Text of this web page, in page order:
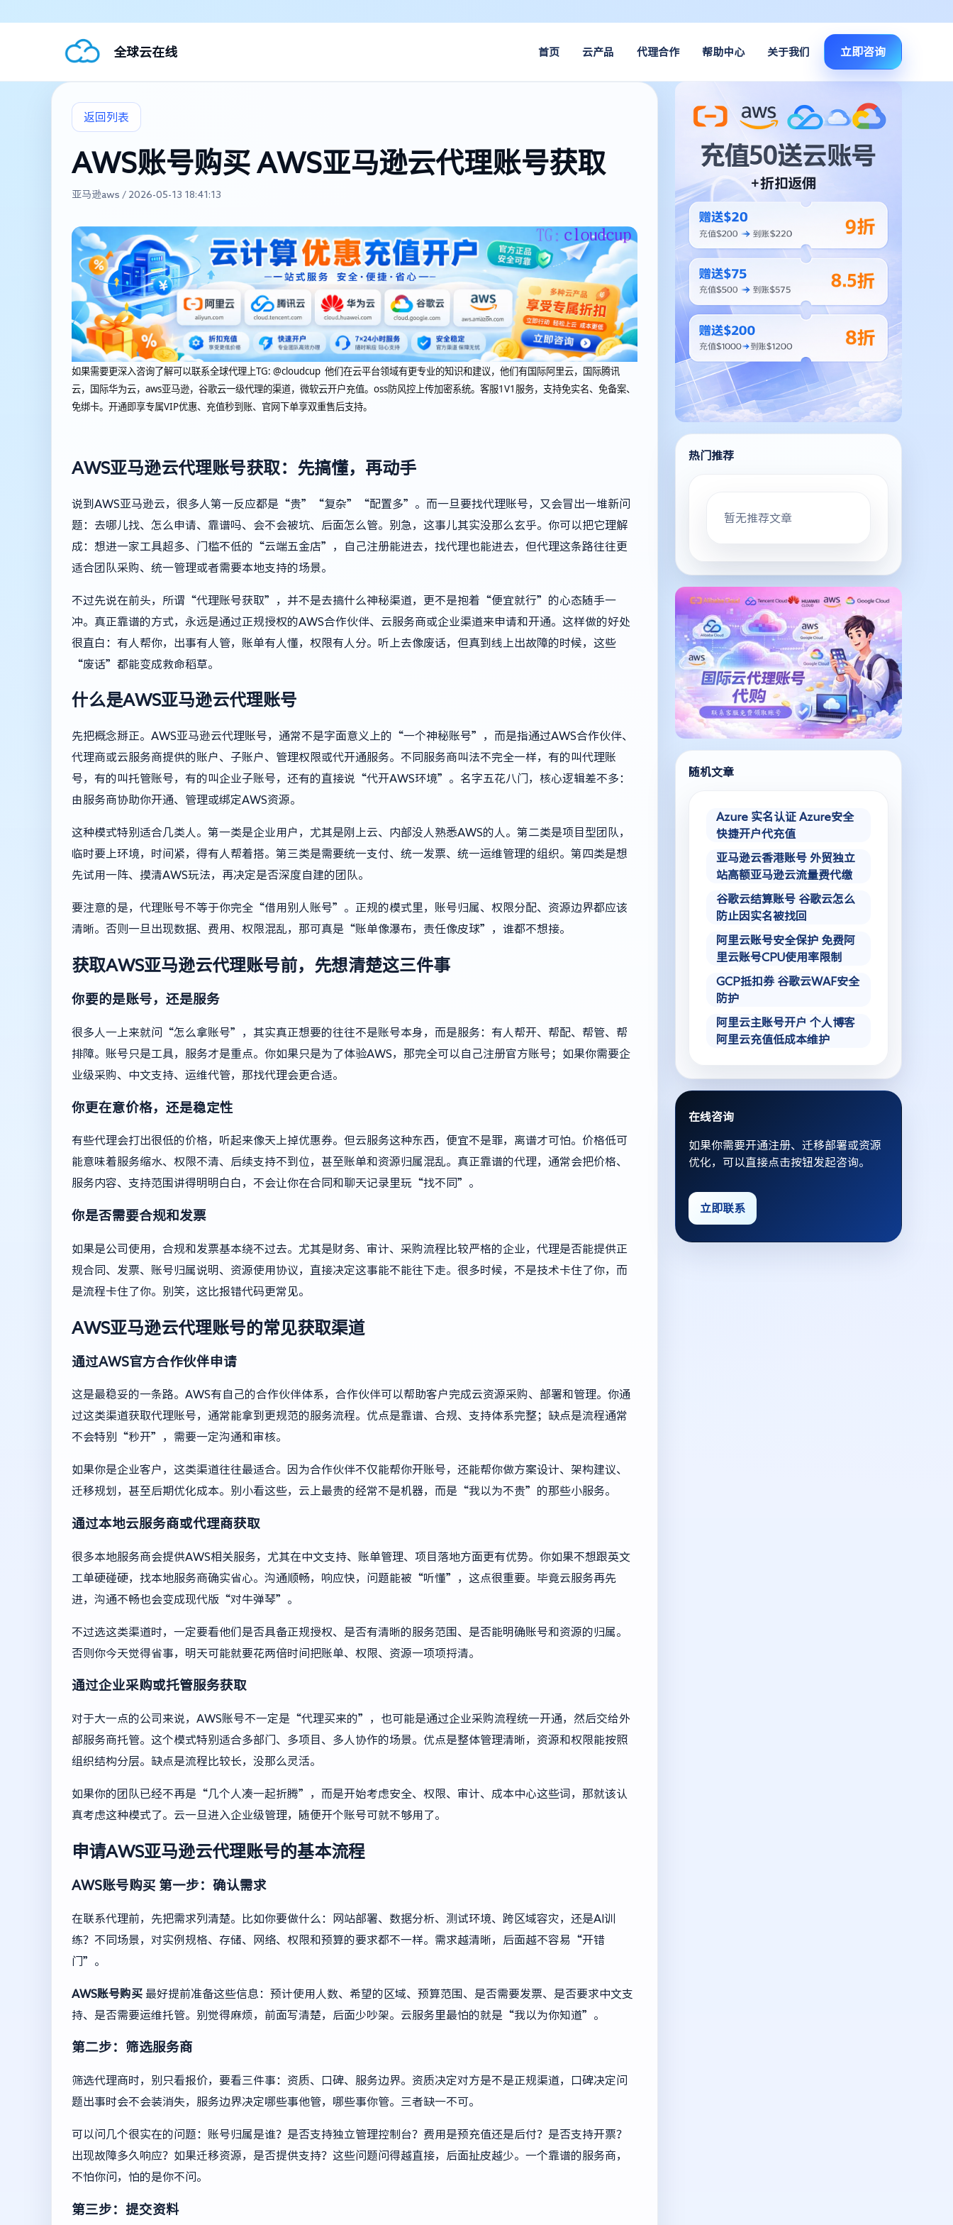
全球云在线 首页 云产品 代理合作 帮助中心 关于我们 立即咨询
返回列表
AWS账号购买 AWS亚马逊云代理账号获取
亚马逊aws / 2026-05-13 18:41:13
如果需要更深入咨询了解可以联系全球代理上TG: @cloudcup 他们在云平台领域有更专业的知识和建议，他们有国际阿里云，国际腾讯
云，国际华为云，aws亚马逊，谷歌云一级代理的渠道，微软云开户充值。oss防风控上传加密系统。客服1V1服务，支持免实名、免备案、
免绑卡。开通即享专属VIP优惠、充值秒到账、官网下单享双重售后支持。
AWS亚马逊云代理账号获取：先搞懂，再动手
说到AWS亚马逊云，很多人第一反应都是“贵”“复杂”“配置多”。而一旦要找代理账号，又会冒出一堆新问
题：去哪儿找、怎么申请、靠谱吗、会不会被坑、后面怎么管。别急，这事儿其实没那么玄乎。你可以把它理解
成：想进一家工具超多、门槛不低的“云端五金店”，自己注册能进去，找代理也能进去，但代理这条路往往更
适合团队采购、统一管理或者需要本地支持的场景。
不过先说在前头，所谓“代理账号获取”，并不是去搞什么神秘渠道，更不是抱着“便宜就行”的心态随手一
冲。真正靠谱的方式，永远是通过正规授权的AWS合作伙伴、云服务商或企业渠道来申请和开通。这样做的好处
很直白：有人帮你，出事有人管，账单有人懂，权限有人分。听上去像废话，但真到线上出故障的时候，这些
“废话”都能变成救命稻草。
什么是AWS亚马逊云代理账号
先把概念掰正。AWS亚马逊云代理账号，通常不是字面意义上的“一个神秘账号”，而是指通过AWS合作伙伴、
代理商或云服务商提供的账户、子账户、管理权限或代开通服务。不同服务商叫法不完全一样，有的叫代理账
号，有的叫托管账号，有的叫企业子账号，还有的直接说“代开AWS环境”。名字五花八门，核心逻辑差不多：
由服务商协助你开通、管理或绑定AWS资源。
这种模式特别适合几类人。第一类是企业用户，尤其是刚上云、内部没人熟悉AWS的人。第二类是项目型团队，
临时要上环境，时间紧，得有人帮着搭。第三类是需要统一支付、统一发票、统一运维管理的组织。第四类是想
先试用一阵、摸清AWS玩法，再决定是否深度自建的团队。
要注意的是，代理账号不等于你完全“借用别人账号”。正规的模式里，账号归属、权限分配、资源边界都应该
清晰。否则一旦出现数据、费用、权限混乱，那可真是“账单像瀑布，责任像皮球”，谁都不想接。
获取AWS亚马逊云代理账号前，先想清楚这三件事
你要的是账号，还是服务
很多人一上来就问“怎么拿账号”，其实真正想要的往往不是账号本身，而是服务：有人帮开、帮配、帮管、帮
排障。账号只是工具，服务才是重点。你如果只是为了体验AWS，那完全可以自己注册官方账号；如果你需要企
业级采购、中文支持、运维代管，那找代理会更合适。
你更在意价格，还是稳定性
有些代理会打出很低的价格，听起来像天上掉优惠券。但云服务这种东西，便宜不是罪，离谱才可怕。价格低可
能意味着服务缩水、权限不清、后续支持不到位，甚至账单和资源归属混乱。真正靠谱的代理，通常会把价格、
服务内容、支持范围讲得明明白白，不会让你在合同和聊天记录里玩“找不同”。
你是否需要合规和发票
如果是公司使用，合规和发票基本绕不过去。尤其是财务、审计、采购流程比较严格的企业，代理是否能提供正
规合同、发票、账号归属说明、资源使用协议，直接决定这事能不能往下走。很多时候，不是技术卡住了你，而
是流程卡住了你。别笑，这比报错代码更常见。
AWS亚马逊云代理账号的常见获取渠道
通过AWS官方合作伙伴申请
这是最稳妥的一条路。AWS有自己的合作伙伴体系，合作伙伴可以帮助客户完成云资源采购、部署和管理。你通
过这类渠道获取代理账号，通常能拿到更规范的服务流程。优点是靠谱、合规、支持体系完整；缺点是流程通常
不会特别“秒开”，需要一定沟通和审核。
如果你是企业客户，这类渠道往往最适合。因为合作伙伴不仅能帮你开账号，还能帮你做方案设计、架构建议、
迁移规划，甚至后期优化成本。别小看这些，云上最贵的经常不是机器，而是“我以为不贵”的那些小服务。
通过本地云服务商或代理商获取
很多本地服务商会提供AWS相关服务，尤其在中文支持、账单管理、项目落地方面更有优势。你如果不想跟英文
工单硬碰硬，找本地服务商确实省心。沟通顺畅，响应快，问题能被“听懂”，这点很重要。毕竟云服务再先
进，沟通不畅也会变成现代版“对牛弹琴”。
不过选这类渠道时，一定要看他们是否具备正规授权、是否有清晰的服务范围、是否能明确账号和资源的归属。
否则你今天觉得省事，明天可能就要花两倍时间把账单、权限、资源一项项捋清。
通过企业采购或托管服务获取
对于大一点的公司来说，AWS账号不一定是“代理买来的”，也可能是通过企业采购流程统一开通，然后交给外
部服务商托管。这个模式特别适合多部门、多项目、多人协作的场景。优点是整体管理清晰，资源和权限能按照
组织结构分层。缺点是流程比较长，没那么灵活。
如果你的团队已经不再是“几个人凑一起折腾”，而是开始考虑安全、权限、审计、成本中心这些词，那就该认
真考虑这种模式了。云一旦进入企业级管理，随便开个账号可就不够用了。
申请AWS亚马逊云代理账号的基本流程
AWS账号购买 第一步：确认需求
在联系代理前，先把需求列清楚。比如你要做什么：网站部署、数据分析、测试环境、跨区域容灾，还是AI训
练？不同场景，对实例规格、存储、网络、权限和预算的要求都不一样。需求越清晰，后面越不容易“开错
门”。
AWS账号购买 最好提前准备这些信息：预计使用人数、希望的区域、预算范围、是否需要发票、是否要求中文支
持、是否需要运维托管。别觉得麻烦，前面写清楚，后面少吵架。云服务里最怕的就是“我以为你知道”。
第二步：筛选服务商
筛选代理商时，别只看报价，要看三件事：资质、口碑、服务边界。资质决定对方是不是正规渠道，口碑决定问
题出事时会不会装消失，服务边界决定哪些事他管，哪些事你管。三者缺一不可。
可以问几个很实在的问题：账号归属是谁？是否支持独立管理控制台？费用是预充值还是后付？是否支持开票？
出现故障多久响应？如果迁移资源，是否提供支持？这些问题问得越直接，后面扯皮越少。一个靠谱的服务商，
不怕你问，怕的是你不问。
第三步：提交资料
热门推荐
暂无推荐文章
随机文章
Azure 实名认证 Azure安全
快捷开户代充值
亚马逊云香港账号 外贸独立
站高额亚马逊云流量费代缴
谷歌云结算账号 谷歌云怎么
防止因实名被找回
阿里云账号安全保护 免费阿
里云账号CPU使用率限制
GCP抵扣券 谷歌云WAF安全
防护
阿里云主账号开户 个人博客
阿里云充值低成本维护
在线咨询
如果你需要开通注册、迁移部署或资源
优化，可以直接点击按钮发起咨询。
立即联系